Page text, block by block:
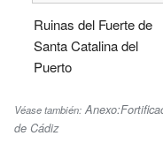
Ruinas del Fuerte de
Santa Catalina del
Puerto
Véase también:
de Cádiz